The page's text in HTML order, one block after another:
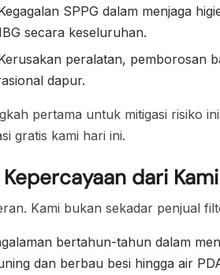
SPPG dalam menjaga
secara keseluruhan.
peralatan, pemborosan
dapur.
pertama untuk mitigasi risiko
gratis kami hari ini.
dari Kami
Kami bukan sekadar penjual
bertahun-tahun dalam
dan berbau besi hingga air